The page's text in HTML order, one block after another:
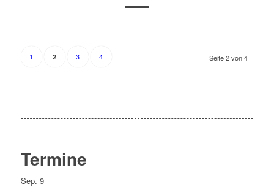
Seite 2 von 4
1 2 3 4
Termine
Sep. 9